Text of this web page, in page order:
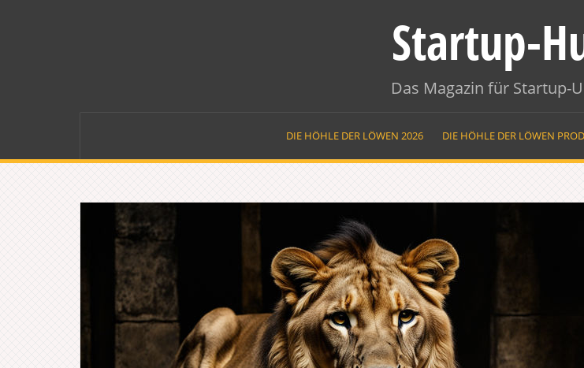
Startup-
Das Magazin für Startup-
DIE HÖHLE DER LÖWEN 2026 DIE HÖHLE DER LÖWEN